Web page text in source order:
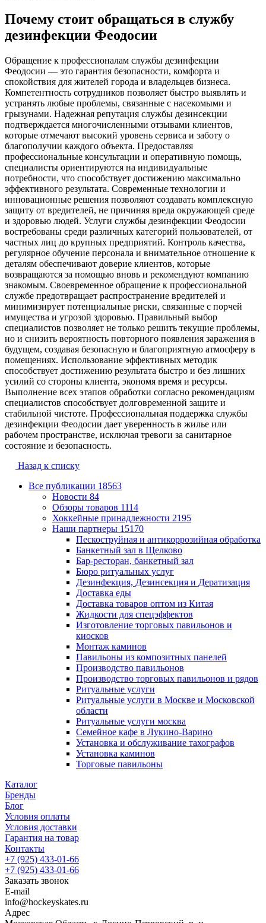
Почему стоит обращаться в службу
дезинфекции Феодосии
Обращение к профессионалам службы дезинфекции
Феодосии — это гарантия безопасности, комфорта и
спокойствия для жителей города и владельцев бизнеса.
Компетентность сотрудников позволяет быстро выявлять и
устранять любые проблемы, связанные с насекомыми и
грызунами. Надежная репутация службы дезинсекции
подтверждается многочисленными отзывами клиентов,
которые отмечают высокий уровень сервиса и заботу о
благополучии каждого объекта. Предоставляя
профессиональные консультации и оперативную помощь,
специалисты ориентируются на индивидуальные
потребности, что способствует достижению максимально
эффективного результата. Современные технологии и
инновационные решения позволяют создавать комплексную
защиту от вредителей, не причиняя вреда окружающей среде
и здоровью людей. Услуги службы дезинфекции Феодосии
востребованы среди различных категорий пользователей, от
частных лиц до крупных предприятий. Контроль качества,
регулярное обучение персонала и внимательное отношение к
деталям обеспечивают доверие клиентов, которые
возвращаются за помощью вновь и рекомендуют компанию
знакомым. Своевременное обращение к профессиональной
службе предотвращает распространение вредителей и
минимизирует потенциальные риски, связанные с порчей
имущества и угрозой здоровью. Правильный выбор
специалистов позволяет не только решить текущие проблемы,
но и снизить вероятность повторного появления заражения в
будущем, создавая безопасную и благоприятную атмосферу в
помещениях. Использование эффективных методик
способствует достижению результата быстро и без лишних
усилий со стороны клиента, экономя время и ресурсы.
Выполнение всех этапов обработки согласно рекомендациям
специалистов способствует долговременной защите и
стабильной чистоте. Профессиональная поддержка службы
дезинфекции Феодосии дает уверенность в жилье или
рабочем пространстве, исключая тревоги за санитарное
состояние и безопасность.
Назад к списку
Все публикации 18563
Новости 84
Обзоры товаров 1114
Хоккейные принадлежности 2195
Наши партнеры 15170
Пескоструйная и антикоррозийная обработка
Банкетный зал в Щелково
Бар-ресторан, банкетный зал
Бюро ритуальных услуг
Дезинфекция, Дезинсекция и Дератизация
Доставка еды
Доставка товаров оптом из Китая
Жидкости для спецэффектов
Изготовление торговых павильонов и
киосков
Монтаж каминов
Павильоны из композитных панелей
Производство павильонов
Производство торговых павильонов и рядов
Ритуальные услуги
Ритуальные услуги в Москве и Московской
области
Ритуальные услуги москва
Семейное кафе в Лукино-Варино
Установка и обслуживание тахографов
Установка каминов
Торговые павильоны
Каталог
Бренды
Блог
Условия оплаты
Условия доставки
Гарантия на товар
Контакты
+7 (925) 433-01-66
+7 (925) 433-01-66
Заказать звонок
E-mail
info@hockeyskates.ru
Адрес